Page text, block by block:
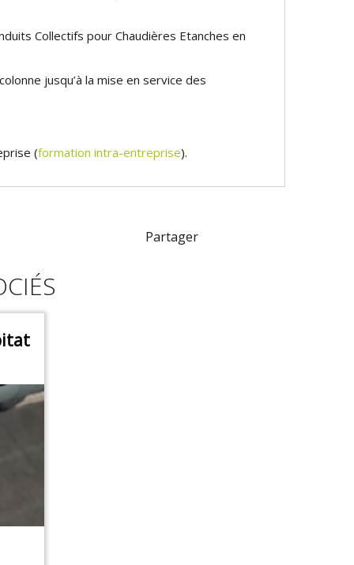
Collectifs pour Chaudières Etanches en
jusqu’à la mise en service des
(formation intra-entreprise).
Partager